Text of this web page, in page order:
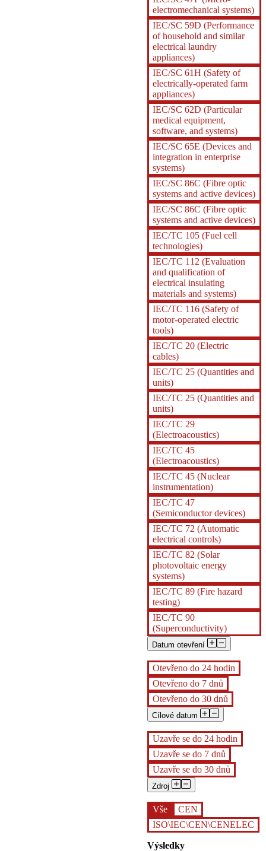
electromechanical systems)
IEC/SC 59D (Performance
of household and similar
electrical laundry
appliances)
IEC/SC 61H (Safety of
electrically-operated farm
appliances)
IEC/SC 62D (Particular
medical equipment,
software, and systems)
IEC/SC 65E (Devices and
integration in enterprise
systems)
IEC/SC 86C (Fibre optic
systems and active devices)
IEC/SC 86C (Fibre optic
systems and active devices)
IEC/TC 105 (Fuel cell
technologies)
IEC/TC 112 (Evaluation
and qualification of
electrical insulating
materials and systems)
IEC/TC 116 (Safety of
motor-operated electric
tools)
IEC/TC 20 (Electric
cables)
IEC/TC 25 (Quantities and
units)
IEC/TC 25 (Quantities and
units)
IEC/TC 29
(Electroacoustics)
IEC/TC 45
(Electroacoustics)
IEC/TC 45 (Nuclear
instrumentation)
IEC/TC 47
(Semiconductor devices)
IEC/TC 72 (Automatic
electrical controls)
IEC/TC 82 (Solar
photovoltaic energy
systems)
IEC/TC 89 (Fire hazard
testing)
IEC/TC 90
(Superconductivity)
Datum otevření
Otevřeno do 24 hodin
Otevřeno do 7 dnů
Otevřeno do 30 dnů
Cílové datum
Uzavře se do 24 hodin
Uzavře se do 7 dnů
Uzavře se do 30 dnů
Zdroj
Vše
CEN
ISO\IEC\CEN\CENELEC
Výsledky